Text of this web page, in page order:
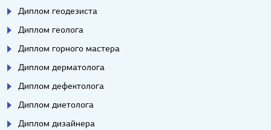
Диплом геодезиста
Диплом геолога
Диплом горного мастера
Диплом дерматолога
Диплом дефектолога
Диплом диетолога
Диплом дизайнера